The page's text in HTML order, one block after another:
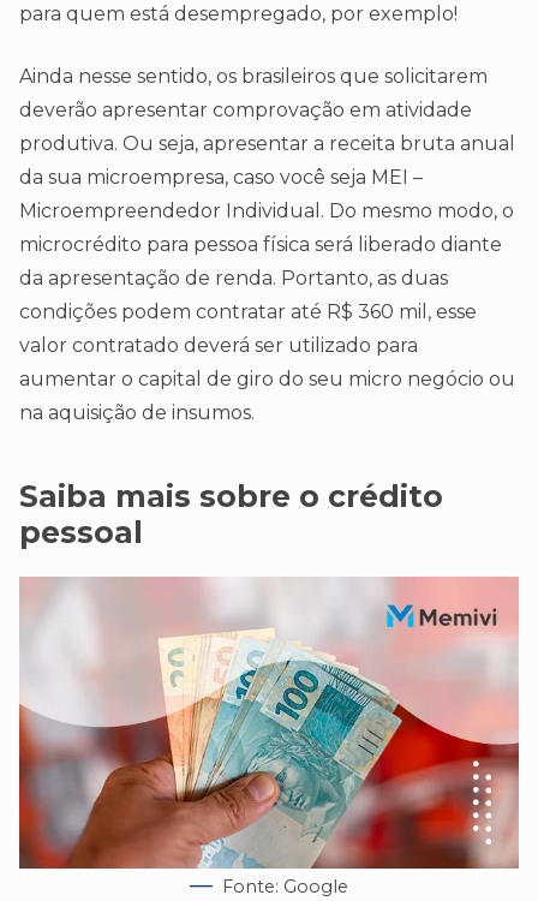
para quem está desempregado, por exemplo!
Ainda nesse sentido, os brasileiros que solicitarem
deverão apresentar comprovação em atividade
produtiva. Ou seja, apresentar a receita bruta anual
da sua microempresa, caso você seja MEI –
Microempreendedor Individual. Do mesmo modo, o
microcrédito para pessoa física será liberado diante
da apresentação de renda. Portanto, as duas
condições podem contratar até R$ 360 mil, esse
valor contratado deverá ser utilizado para
aumentar o capital de giro do seu micro negócio ou
na aquisição de insumos.
Saiba mais sobre o crédito
pessoal
Fonte: Google